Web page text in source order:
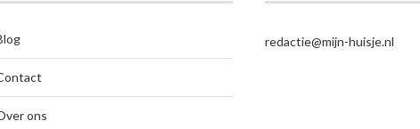
ons
redactie@mijn-huisje.nl